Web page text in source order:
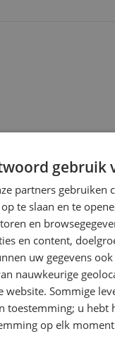
prijsupdate
08-2026
gebruik
partners gebruiken
te slaan en te
en
en content,
uw gegevens
nauwkeurige
website. Sommige
toestemming; u hebt
op elk